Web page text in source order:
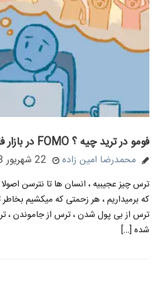
فومو در ترید چیه ؟ FOMO در بازار فارکس و کریپتو
محمدرضا امین زاده 22 شهریور 1403
ترس چیز عجیبیه ، انسان ها تا نترسن
که برمیداریم ، هر زحمتی که میکشیم
ترس از بی پول شدن ، ترس از جاموندن
شده […]